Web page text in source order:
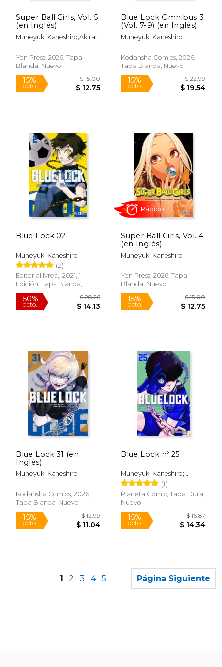
15%
dcto. $ 11.04
15%
dcto.
15% 15%
Super Ball Girls, Vol. 5
(en Inglés)
Muneyuki Kaneshiro;Akira
DK
Yen Press, 2026, Tapa
Blanda, Nuevo
Blue Lock Omnibus 3
(Vol. 7-9) (en Inglés)
Muneyuki Kaneshiro
Kodansha Comics, 2026,
Tapa Blanda, Nuevo
Rápido
Blue Lock 02
Muneyuki Kaneshiro
(2)
Editorial Ivrea,, 2021, 1
Edición, Tapa Blanda,
Nuevo
Super Ball Girls, Vol. 4
(en Inglés)
Muneyuki Kaneshiro
Yen Press, 2026, Tapa
Blanda, Nuevo
Blue Lock 31 (en
Inglés)
Muneyuki Kaneshiro
Kodansha Comics, 2026,
Tapa Blanda, Nuevo
Blue Lock nº 25
Muneyuki Kaneshiro;
Yusuke Nomura
(1)
Planeta Cómic, Tapa Dura,
Nuevo
1 2 3 4 5 Página Siguiente